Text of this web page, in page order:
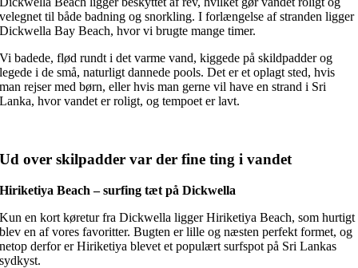
velegnet til både badning og snorkling. I forlængelse af stranden ligger
Dickwella Bay Beach, hvor vi brugte mange timer.
Vi badede, flød rundt i det varme vand, kiggede på skildpadder og
legede i de små, naturligt dannede pools. Det er et oplagt sted, hvis
man rejser med børn, eller hvis man gerne vil have en strand i Sri
Lanka, hvor vandet er roligt, og tempoet er lavt.
Ud over skilpadder var der fine ting i vandet
Hiriketiya Beach – surfing tæt på Dickwella
Kun en kort køretur fra Dickwella ligger Hiriketiya Beach, som hurtigt
blev en af vores favoritter. Bugten er lille og næsten perfekt formet, og
netop derfor er Hiriketiya blevet et populært surfspot på Sri Lankas
sydkyst.